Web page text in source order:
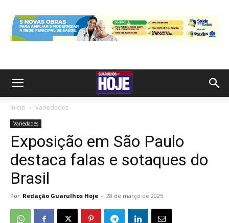
Início Variedades
Variedades
Exposição em São Paulo
destaca falas e sotaques do
Brasil
Por Redação Guarulhos Hoje - 28 de março de 2025